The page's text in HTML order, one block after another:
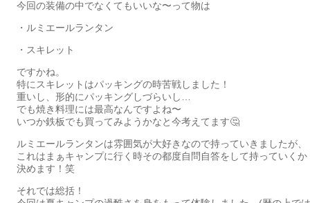
今回の装備の中でなくてもいいな〜って物は
・ルミエールランタン
・スキレット
ですかね。
特にスキレットはパッキングの時苦戦しました！
重いし、形的にパッキングしづらいし…
でも焼き料理には最高なんですよね〜
いつか鉄板でも買ってみようかなと今考えてます🤔
ルミエールランタンは雰囲気が大好きなので持っていきましたが、
これはまぁキャンプに行く時その都度自問自答をして持っていくか
決めます！笑
それでは総括！